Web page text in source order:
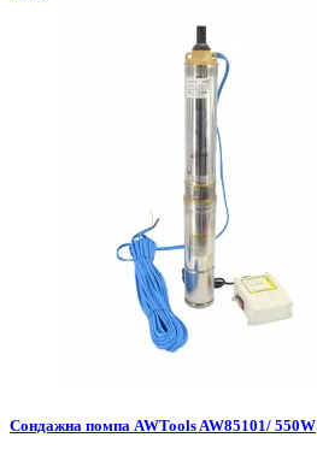
Сондажна помпа AWTools AW85101/ 550W